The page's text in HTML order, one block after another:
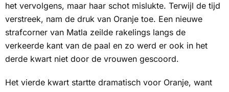
het vervolgens, maar haar schot mislukte. Terwijl de tijd
verstreek, nam de druk van Oranje toe. Een nieuwe
strafcorner van Matla zeilde rakelings langs de
verkeerde kant van de paal en zo werd er ook in het
derde kwart niet door de vrouwen gescoord.
Het vierde kwart startte dramatisch voor Oranje, want